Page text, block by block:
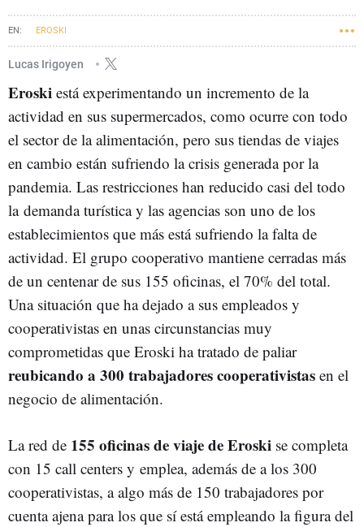
EROSKI
Lucas Irigoyen
Eroski está experimentando un incremento de la
actividad en sus supermercados, como ocurre con todo
el sector de la alimentación, pero sus tiendas de viajes
en cambio están sufriendo la crisis generada por la
pandemia. Las restricciones han reducido casi del todo
la demanda turística y las agencias son uno de los
establecimientos que más está sufriendo la falta de
actividad. El grupo cooperativo mantiene cerradas más
de un centenar de sus 155 oficinas, el 70% del total.
Una situación que ha dejado a sus empleados y
cooperativistas en unas circunstancias muy
comprometidas que Eroski ha tratado de paliar
reubicando a 300 trabajadores cooperativistas en el
negocio de alimentación.
La red de 155 oficinas de viaje de Eroski se completa
con 15 call centers y emplea, además de a los 300
cooperativistas, a algo más de 150 trabajadores por
cuenta ajena para los que sí está empleando la figura del